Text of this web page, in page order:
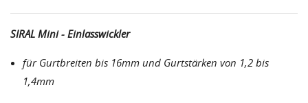
SIRAL Mini - Einlasswickler
für Gurtbreiten bis 16mm und Gurtstärken von 1,2 bis
1,4mm